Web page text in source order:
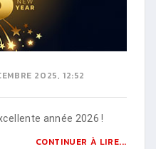
2025, 12:52
année 2026 !
CONTINUER À LIRE...